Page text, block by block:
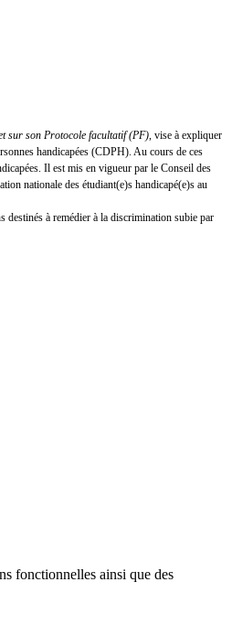
sur son Protocole facultatif (PF) , vise à expliquer
handicapées (CDPH). Au cours de ces
Il est mis en vigueur par le Conseil des
nationale des étudiant(e)s handicapé(e)s au
destinés à remédier à la discrimination subie par
fonctionnelles ainsi que des